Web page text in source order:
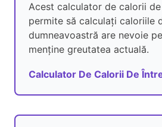
Acest calculator de calorii
permite să calculați caloriile
dumneavoastră are nevoie
menține greutatea actuală.
Calculator De Calorii De